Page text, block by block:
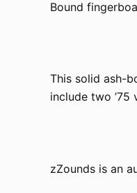
Bound
This solid ash-
include two
zZounds is an